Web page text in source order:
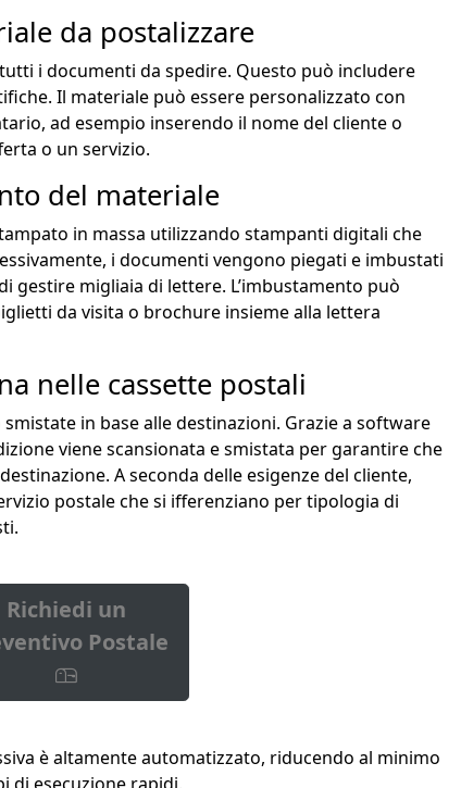
da postalizzare
i documenti da spedire. Questo può includere
Il materiale può essere personalizzato con
ad esempio inserendo il nome del cliente o
o un servizio.
del materiale
in massa utilizzando stampanti digitali che
i documenti vengono piegati e imbustati
gestire migliaia di lettere. L’imbustamento può
da visita o brochure insieme alla lettera
nelle cassette postali
in base alle destinazioni. Grazie a software
viene scansionata e smistata per garantire che
A seconda delle esigenze del cliente,
postale che si ifferenziano per tipologia di
Richiedi un
Postale
è altamente automatizzato, riducendo al minimo